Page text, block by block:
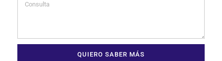
QUIERO SABER MÁS